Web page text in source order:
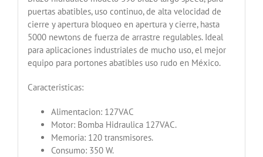
puertas abatibles, uso continuo, de alta velocidad de
cierre y apertura bloqueo en apertura y cierre, hasta
5000 newtons de fuerza de arrastre regulables. Ideal
para aplicaciones industriales de mucho uso, el mejor
equipo para portones abatibles uso rudo en México.
Caracteristicas:
Alimentacion: 127VAC
Motor: Bomba Hidraulica 127VAC.
Memoria: 120 transmisores.
Consumo: 350 W.